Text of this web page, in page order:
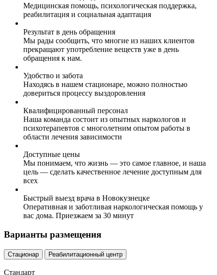
Медицинская помощь, психологическая поддержка,
реабилитация и социальная адаптация
Результат в день обращения
Мы рады сообщить, что многие из наших клиентов
прекращают употребление веществ уже в день
обращения к нам.
Удобство и забота
Находясь в нашем стационаре, можно полностью
довериться процессу выздоровления
Квалифицированный персонал
Наша команда состоит из опытных наркологов и
психотерапевтов с многолетним опытом работы в
области лечения зависимости
Доступные цены
Мы понимаем, что жизнь — это самое главное, и наша
цель — сделать качественное лечение доступным для
всех
Быстрый выезд врача в Новокузнецке
Оперативная и заботливая наркологическая помощь у
вас дома. Приезжаем за 30 минут
Варианты размещения
Стационар Реабилитационный центр
Стандарт